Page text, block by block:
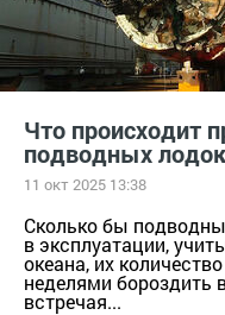
Что происходит
подводных
11 окт 2025 13:38
Сколько бы
в эксплуатации,
океана, их
неделями бороздить
встречая...